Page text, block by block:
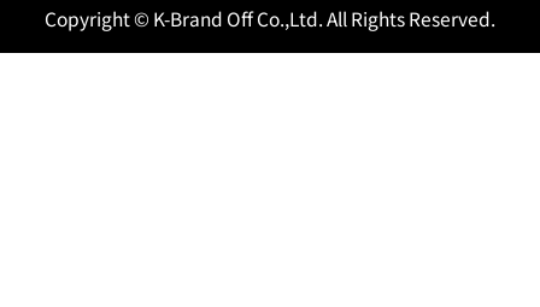
Copyright © K-Brand Off Co.,Ltd. All Rights Reserved.